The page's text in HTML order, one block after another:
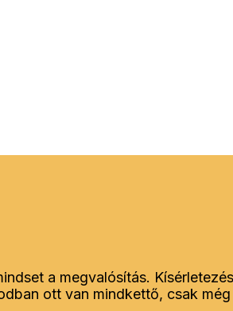
a megvalósítás.
ott van mindkettő, csak